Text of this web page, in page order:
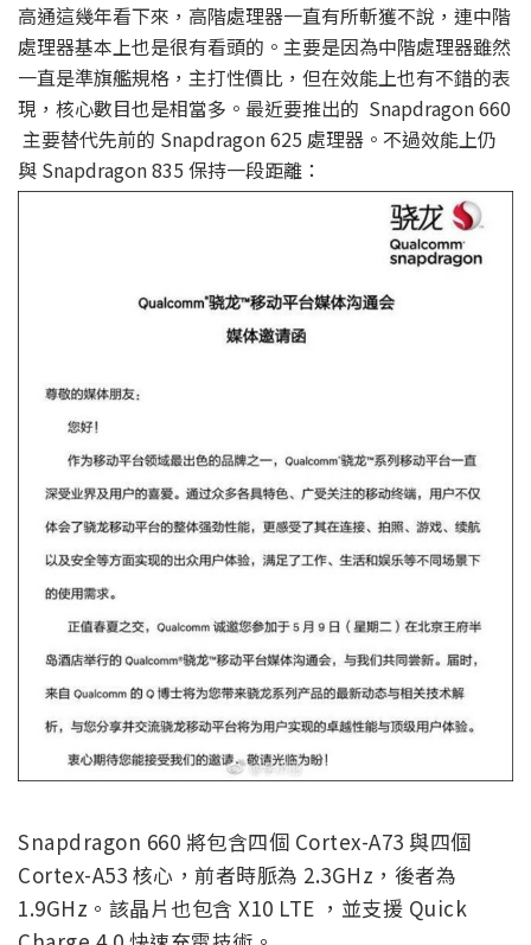
高通這幾年看下來，高階處理器一直有所斬獲不說，連中階
處理器基本上也是很有看頭的。主要是因為中階處理器雖然
一直是準旗艦規格，主打性價比，但在效能上也有不錯的表
現，核心數目也是相當多。最近要推出的 Snapdragon 660
主要替代先前的 Snapdragon 625 處理器。不過效能上仍
與 Snapdragon 835 保持一段距離：
Snapdragon 660 將包含四個 Cortex-A73 與四個
Cortex-A53 核心，前者時脈為 2.3GHz，後者為
1.9GHz。該晶片也包含 X10 LTE ，並支援 Quick